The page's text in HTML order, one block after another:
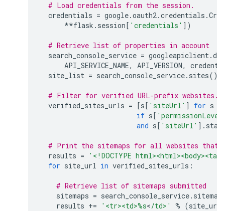
# Load credentials from the session.
credentials = google.oauth2.credentials .
**flask . session[ 'credentials' ])
# Retrieve list of properties in account
search_console_service = googleapiclient.
API_SERVICE_NAME, API_VERSION,
site_list = search_console_service. sites()
# Filter for verified URL-prefix websites.
verified_sites_urls = [s[ 'siteUrl' ] for s
if s[
and s[ 'siteUrl' ] .
# Print the sitemaps for all websites that
results =
'<!DOCTYPE
for site_url in verified_sites_urls :
# Retrieve list of sitemaps submitted
sitemaps = search_console_service.
results += '<tr><td>%s</td>' % (site_url